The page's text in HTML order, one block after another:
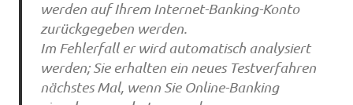
werden auf Ihrem Internet-Banking-Konto
zurückgegeben werden.
Im Fehlerfall er wird automatisch analysiert
werden; Sie erhalten ein neues Testverfahren
nächstes Mal, wenn Sie Online-Banking